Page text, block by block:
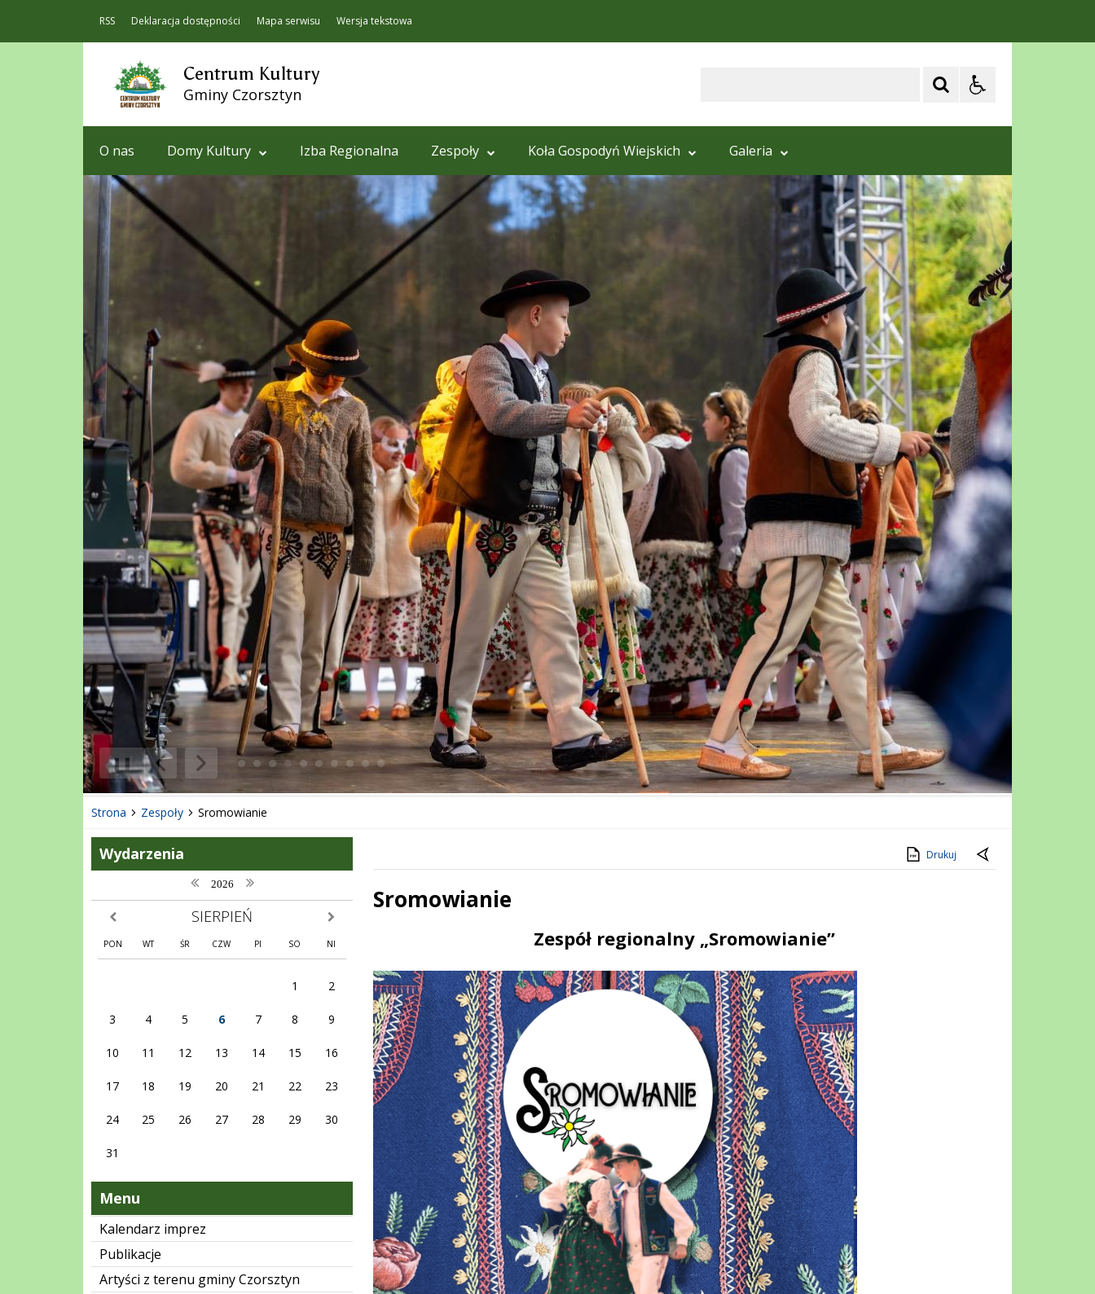
RSS Deklaracja dostępności Mapa serwisu Wersja tekstowa
Centrum Kultury
Gminy Czorsztyn
O nas Domy Kultury Izba Regionalna Zespoły Koła Gospodyń Wiejskich Galeria
Poprzedni Element
Następny Element
❚❚
Strona Zespoły Sromowianie
Wydarzenia
poprzedni rok
2026 następny rok
poprzedni miesiąc SIERPIEŃ następny miesiąc
PON WT ŚR CZW PI SO NI
1 2
3 4 5 6 7 8 9
10 11 12 13 14 15 16
17 18 19 20 21 22 23
24 25 26 27 28 29 30
31
Menu
Kalendarz imprez
Publikacje
Artyści z terenu gminy Czorsztyn
Drukuj
Sromowianie
Zespół regionalny „Sromowianie”